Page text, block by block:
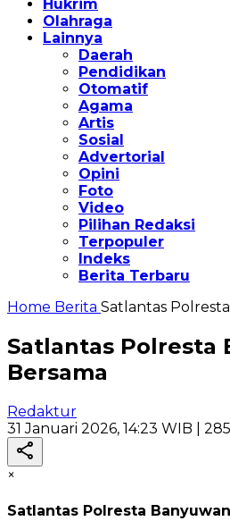
Hukrim
Olahraga
Lainnya
Daerah
Pendidikan
Otomatif
Agama
Artis
Sosial
Advertorial
Opini
Foto
Video
Pilihan Redaksi
Terpopuler
Indeks
Berita Terbaru
Home Berita Satlantas
Satlantas Polresta
Bersama
Redaktur
31 Januari 2026, 14:23 WIB |
×
Satlantas Polresta